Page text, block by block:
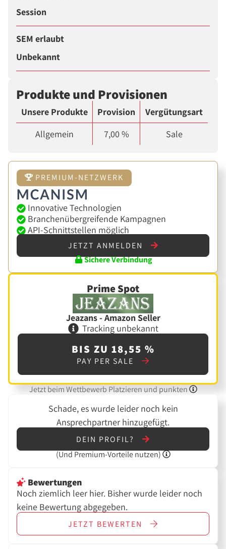
Session
SEM erlaubt
Unbekannt
Produkte und Provisionen
Unsere Produkte Provision
Vergütungsart
Allgemein
7,00 % Sale
PREMIUM-NETZWERK
Innovative Technologien
Branchenübergreifende Kampagnen
API-Schnittstellen möglich
JETZT ANMELDEN
Sichere Verbindung
Prime Spot
Jeazans - Amazon Seller
Tracking unbekannt
BIS ZU 18,55 %
PAY PER SALE
Jetzt beim Wettbewerb Platzieren und punkten
Schade, es wurde leider noch kein
Ansprechpartner hinzugefügt.
DEIN PROFIL?
(Und Premium-Vorteile nutzen)
Bewertungen
Noch ziemlich leer hier. Bisher wurde leider noch
keine Bewertung abgegeben.
JETZT BEWERTEN